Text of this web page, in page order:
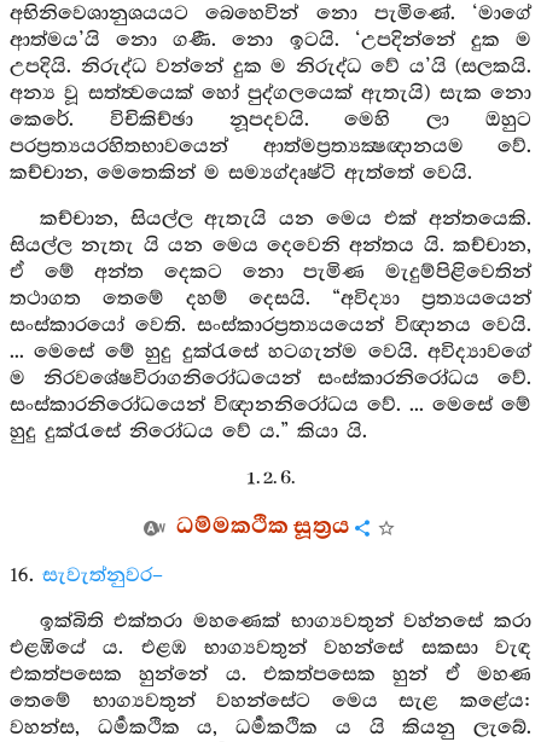
අභිනිවෙශානුශයයට බෙහෙවින් නො පැමිණේ. ‘මාගේ
ආත්මය’යි නො ගණී. නො ඉටයි. ‘උපදින්නේ දුක ම
උපදියි. නිරුද්ධ වන්නේ දුක ම නිරුද්ධ වේ ය’යි (සලකයි.
අන්‍ය වූ සත්ත්‍වයෙක් හෝ පුද්ගලයෙක් ඇතැයි) සැක නො
කෙරේ. විචිකිච්ඡා නූපදවයි. මෙහි ලා ඔහුට
පරප්‍රත්‍යයරහිතභාවයෙන් ආත්මප්‍රත්‍යක්‍ෂඥානයම වේ.
කච්චාන, මෙතෙකින් ම සම්‍යග්දෘෂ්ටි ඇත්තේ වෙයි.
කච්චාන, සියල්ල ඇතැයි යන මෙය එක් අන්තයෙකි.
සියල්ල නැතැ යි යන මෙය දෙවෙනි අන්තය යි. කච්චාන,
ඒ මේ අන්ත දෙකට නො පැමිණ මැදුම්පිළිවෙතින්
තථාගත තෙමේ දහම් දෙසයි. “අවිද්‍යා ප්‍රත්‍යයයෙන්
සංස්කාරයෝ වෙති. සංස්කාරප්‍රත්‍යයයෙන් විඥානය වෙයි.
... මෙසේ මේ හුදු දුක්රැසේ හටගැන්ම වෙයි. අවිද්‍යාවගේ
ම නිරවශේෂවිරාගනිරෝධයෙන් සංස්කාරනිරෝධය වේ.
සංස්කාරනිරෝධයෙන් විඥානනිරෝධය වේ. ... මෙසේ මේ
හුදු දුක්රැසේ නිරෝධය වේ ය.” කියා යි.
1. 2. 6.
ධම්මකථික සූත්‍රය
16. සැවැත්නුවර–
ඉක්බිති එක්තරා මහණෙක් භාග්‍යවතුන් වහ්නසේ කරා
එළඹියේ ය. එළඹ භාග්‍යවතුන් වහන්සේ සකසා වැඳ
එකත්පසෙක හුන්නේ ය. එකත්පසෙක හුන් ඒ මහණ
තෙමේ භාග්‍යවතුන් වහන්සේට මෙය සැළ කළේය:
වහන්ස, ධර්‍මකථික ය, ධර්‍මකථික ය යි කියනු ලැබේ.